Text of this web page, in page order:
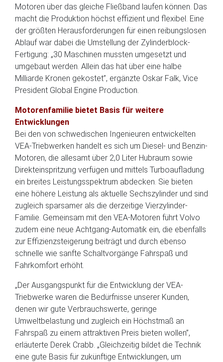
Motoren über das gleiche Fließband laufen können. Das
macht die Produktion höchst effizient und flexibel. Eine
der größten Herausforderungen für einen reibungslosen
Ablauf war dabei die Umstellung der Zylinderblock-
Fertigung: „30 Maschinen mussten umgesetzt und
umgebaut werden. Allein das hat über eine halbe
Milliarde Kronen gekostet”, ergänzte Oskar Falk, Vice
President Global Engine Production.
Motorenfamilie bietet Basis für weitere
Entwicklungen
Bei den von schwedischen Ingenieuren entwickelten
VEA-Triebwerken handelt es sich um Diesel- und Benzin-
Motoren, die allesamt über 2,0 Liter Hubraum sowie
Direkteinspritzung verfügen und mittels Turboaufladung
ein breites Leistungsspektrum abdecken. Sie bieten
eine höhere Leistung als aktuelle Sechszylinder und sind
zugleich sparsamer als die derzeitige Vierzylinder-
Familie. Gemeinsam mit den VEA-Motoren führt Volvo
zudem eine neue Achtgang-Automatik ein, die ebenfalls
zur Effizienzsteigerung beiträgt und durch ebenso
schnelle wie sanfte Schaltvorgänge Fahrspaß und
Fahrkomfort erhöht.
„Der Ausgangspunkt für die Entwicklung der VEA-
Triebwerke waren die Bedürfnisse unserer Kunden,
denen wir gute Verbrauchswerte, geringe
Umweltbelastung und zugleich ein Höchstmaß an
Fahrspaß zu einem attraktiven Preis bieten wollen”,
erläuterte Derek Crabb. „Gleichzeitig bildet die Technik
eine gute Basis für zukünftige Entwicklungen, um